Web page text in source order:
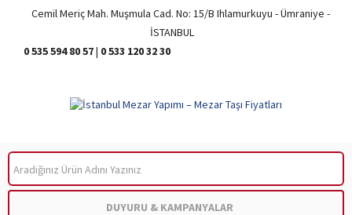
Cemil Meriç Mah. Muşmula Cad. No: 15/B Ihlamurkuyu - Ümraniye -
İSTANBUL
0 535 594 80 57| 0 533 120 32 30
DUYURU & KAMPANYALAR